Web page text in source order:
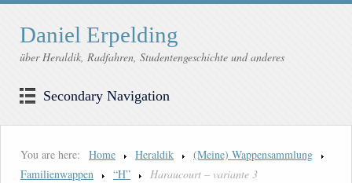
Daniel Erpelding
über Heraldik, Radfahren, Studentengeschichte und anderes
Secondary Navigation
You are here: Home Heraldik
(Meine) Wappensammlung
Familienwappen
“H” Haraucourt – variante 3